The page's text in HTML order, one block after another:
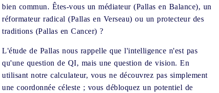
bien commun. Êtes-vous un médiateur (Pallas en Balance), un
réformateur radical (Pallas en Verseau) ou un protecteur des
traditions (Pallas en Cancer) ?
L'étude de Pallas nous rappelle que l'intelligence n'est pas
qu'une question de QI, mais une question de vision. En
utilisant notre calculateur, vous ne découvrez pas simplement
une coordonnée céleste ; vous débloquez un potentiel de